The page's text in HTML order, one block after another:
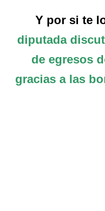
Y por si te
diputada
de egresos
gracias a las